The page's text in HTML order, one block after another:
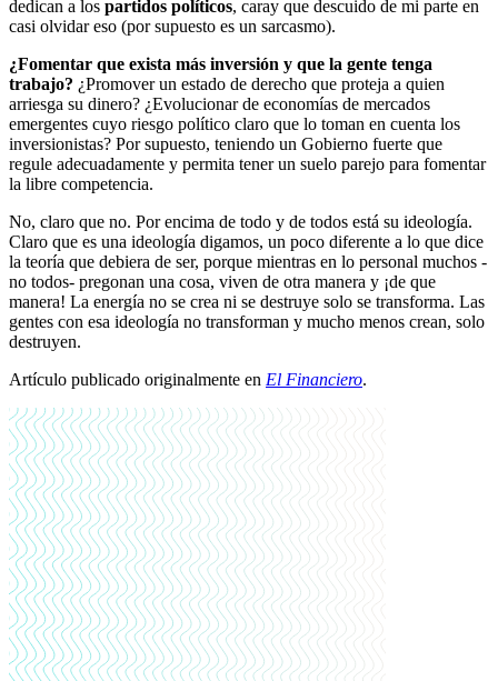
dedican a los partidos políticos, caray que descuido de mi parte en
casi olvidar eso (por supuesto es un sarcasmo).
¿Fomentar que exista más inversión y que la gente tenga
trabajo? ¿Promover un estado de derecho que proteja a quien
arriesga su dinero? ¿Evolucionar de economías de mercados
emergentes cuyo riesgo político claro que lo toman en cuenta los
inversionistas? Por supuesto, teniendo un Gobierno fuerte que
regule adecuadamente y permita tener un suelo parejo para fomentar
la libre competencia.
No, claro que no. Por encima de todo y de todos está su ideología.
Claro que es una ideología digamos, un poco diferente a lo que dice
la teoría que debiera de ser, porque mientras en lo personal muchos -
no todos- pregonan una cosa, viven de otra manera y ¡de que
manera! La energía no se crea ni se destruye solo se transforma. Las
gentes con esa ideología no transforman y mucho menos crean, solo
destruyen.
Artículo publicado originalmente en El Financiero.